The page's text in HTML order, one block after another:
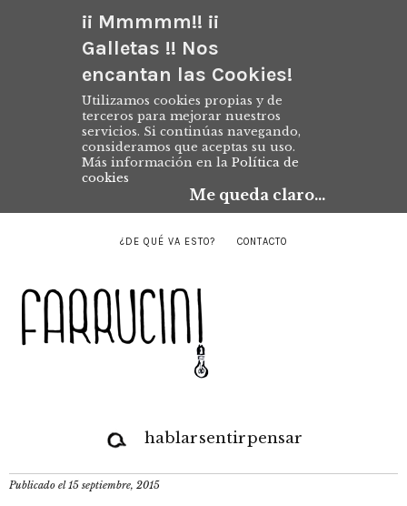
¡¡ Mmmmm!! ¡¡
Galletas !! Nos
encantan las Cookies!
Utilizamos cookies propias y de
terceros para mejorar nuestros
servicios. Si continúas navegando,
consideramos que aceptas su uso.
Más información en la Política de
cookies
Me queda claro...
¿DE QUÉ VA ESTO? CONTACTO
hablarsentirpensar
Publicado el15 septiembre, 2015